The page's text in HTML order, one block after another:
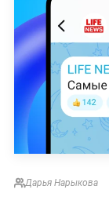
Дарья Нарыкова